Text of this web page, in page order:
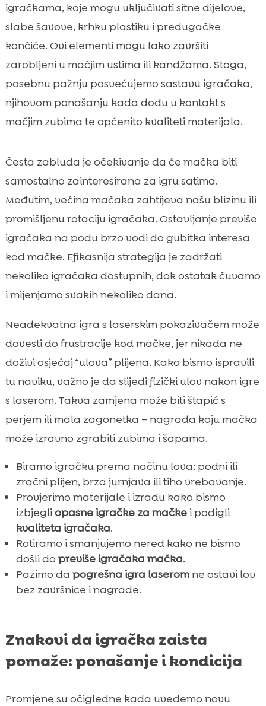
igračkama, koje mogu uključivati sitne dijelove,
slabe šavove, krhku plastiku i predugačke
končiće. Ovi elementi mogu lako završiti
zarobljeni u mačjim ustima ili kandžama. Stoga,
posebnu pažnju posvećujemo sastavu igračaka,
njihovom ponašanju kada dođu u kontakt s
mačjim zubima te općenito kvaliteti materijala.
Česta zabluda je očekivanje da će mačka biti
samostalno zainteresirana za igru satima.
Međutim, većina mačaka zahtijeva našu blizinu ili
promišljenu rotaciju igračaka. Ostavljanje previše
igračaka na podu brzo vodi do gubitka interesa
kod mačke. Efikasnija strategija je zadržati
nekoliko igračaka dostupnih, dok ostatak čuvamo
i mijenjamo svakih nekoliko dana.
Neadekvatna igra s laserskim pokazivačem može
dovesti do frustracije kod mačke, jer nikada ne
doživi osjećaj “ulova” plijena. Kako bismo ispravili
tu naviku, važno je da slijedi fizički ulov nakon igre
s laserom. Takva zamjena može biti štapić s
perjem ili mala zagonetka – nagrada koju mačka
može izravno zgrabiti zubima i šapama.
Biramo igračku prema načinu lova: podni ili
zračni plijen, brza jurnjava ili tiho vrebavanje.
Provjerimo materijale i izradu kako bismo
izbjegliopasne igračke za mačkei podigli
kvaliteta igračaka.
Rotiramo i smanjujemo nered kako ne bismo
došli do previše igračaka mačka.
Pazimo da pogrešna igra laseromne ostavi lov
bez završnice i nagrade.
Znakovi da igračka zaista
pomaže: ponašanje i kondicija
Promjene su očigledne kada uvedemo novu